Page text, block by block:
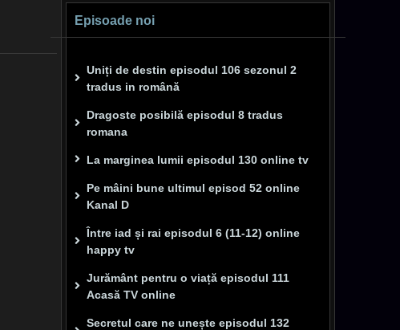
Episoade noi
Uniți de destin episodul 106 sezonul 2
tradus in română
Dragoste posibilă episodul 8 tradus
romana
La marginea lumii episodul 130 online tv
Pe mâini bune ultimul episod 52 online
Kanal D
Între iad și rai episodul 6 (11-12) online
happy tv
Jurământ pentru o viață episodul 111
Acasă TV online
Secretul care ne unește episodul 132